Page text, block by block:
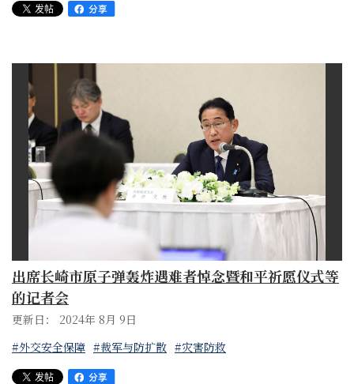
出席长崎市原子弹轰炸遇难者悼念暨和平祈愿仪式等
的记者会
更新日： 2024年 8月 9日
#外交安全保障 #裁军与防扩散 #灾害防救